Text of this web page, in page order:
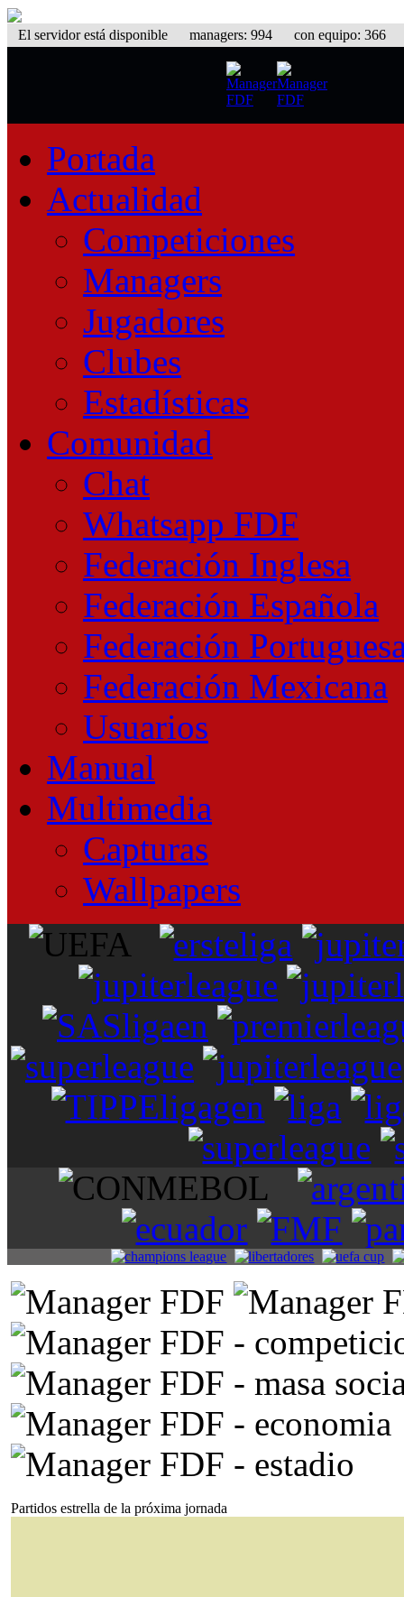
El servidor está disponible managers: 994 con equipo: 366
Portada
Actualidad
Competiciones
Managers
Jugadores
Clubes
Estadísticas
Comunidad
Chat
Whatsapp FDF
Federación Inglesa
Federación Española
Federación
Federación Mexicana
Usuarios
Manual
Multimedia
Capturas
Wallpapers
Partidos estrella de la próxima jornada